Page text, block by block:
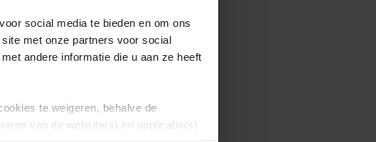
social media te bieden en om ons
met onze partners voor social
andere informatie die u aan ze heeft
te weigeren, behalve de
van de website(s) en applicatie(s)